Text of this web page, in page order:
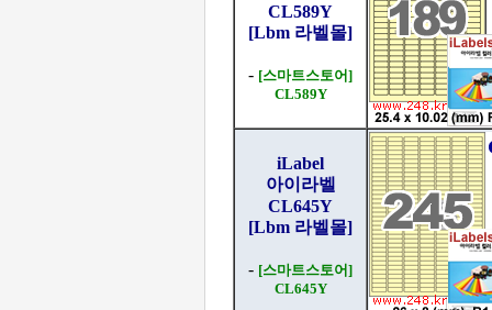
CL589Y
[Lbm 라벨몰]
- [스마트스토어]
CL589Y
iLabel
아이라벨
CL645Y
[Lbm 라벨몰]
- [스마트스토어]
CL645Y